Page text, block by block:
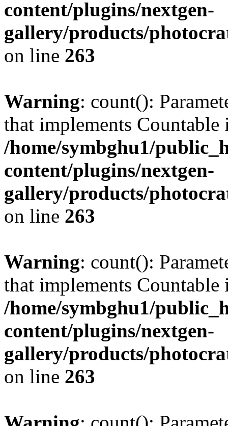
content/plugins/nextgen-
gallery/products/
on line 263
Warning: count():
that implements Countable
/home/symbghu1/
content/plugins/nextgen-
gallery/products/
on line 263
Warning: count():
that implements Countable
/home/symbghu1/
content/plugins/nextgen-
gallery/products/
on line 263